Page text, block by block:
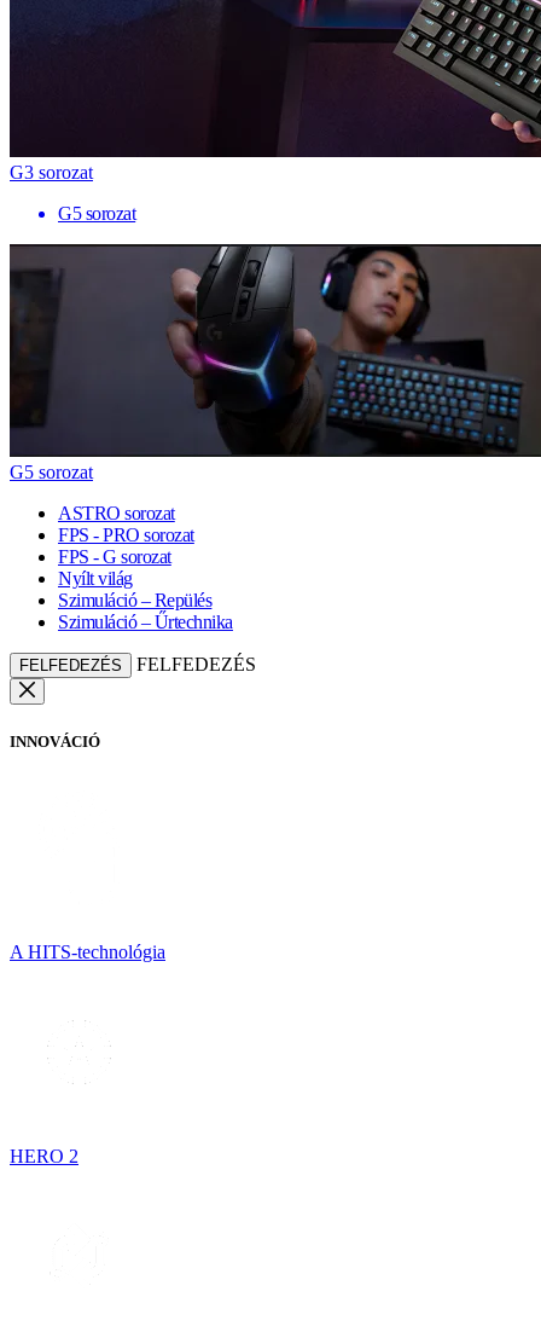
G3 sorozat
G5 sorozat
G5 sorozat
ASTRO sorozat
FPS - PRO sorozat
FPS - G sorozat
Nyílt világ
Szimuláció – Repülés
Szimuláció – Űrtechnika
FELFEDEZÉS FELFEDEZÉS
INNOVÁCIÓ
A HITS-technológia
HERO 2